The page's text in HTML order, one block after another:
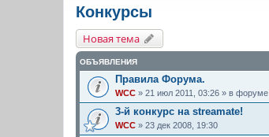
Конкурсы
Новая тема
ОБЪЯВЛЕНИЯ
Правила Форума.
WCC » 21 июл 2011, 03:26 » в форуме
3-й конкурс на streamate!
WCC » 23 дек 2008, 19:30